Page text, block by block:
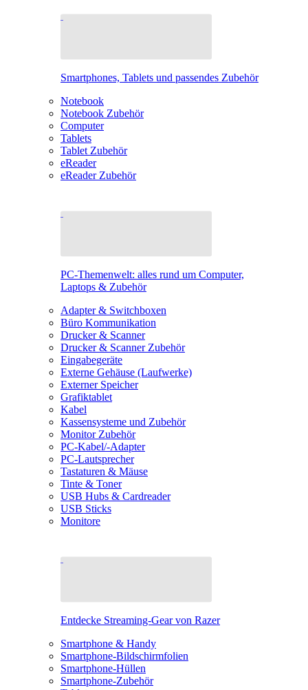
Smartphones, Tablets und passendes Zubehör
Notebook
Notebook Zubehör
Computer
Tablets
Tablet Zubehör
eReader
eReader Zubehör
PC-Themenwelt: alles rund um Computer,
Laptops & Zubehör
Adapter & Switchboxen
Büro Kommunikation
Drucker & Scanner
Drucker & Scanner Zubehör
Eingabegeräte
Externe Gehäuse (Laufwerke)
Externer Speicher
Grafiktablet
Kabel
Kassensysteme und Zubehör
Monitor Zubehör
PC-Kabel/-Adapter
PC-Lautsprecher
Tastaturen & Mäuse
Tinte & Toner
USB Hubs & Cardreader
USB Sticks
Monitore
Entdecke Streaming-Gear von Razer
Smartphone & Handy
Smartphone-Bildschirmfolien
Smartphone-Hüllen
Smartphone-Zubehör